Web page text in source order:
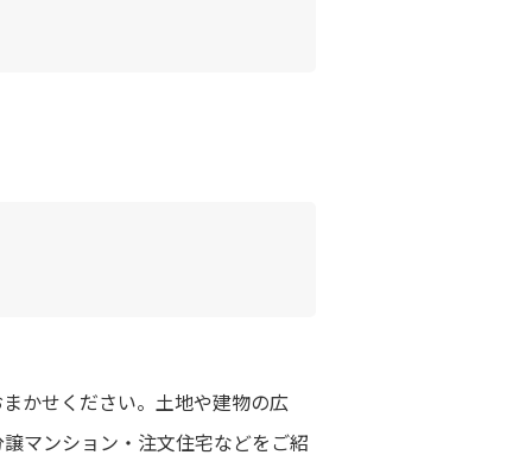
かせください。土地や建物の広
マンション・注文住宅などをご紹